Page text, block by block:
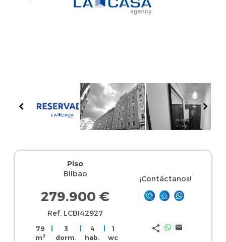
Piso
Bilbao
279.900 €
Ref. LCBI42927
79
m2
3
dorm.
4
hab.
1
wc
¡Contáctanos!